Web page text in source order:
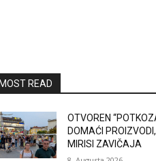
READ
OTVOREN
DOMAĆI
MIRISI ZAVIČAJA